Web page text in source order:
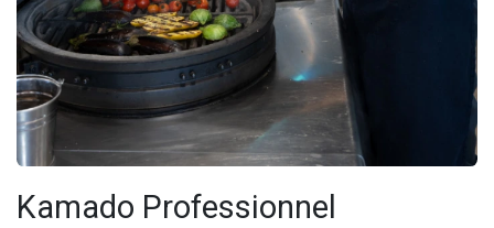
Kamado Professionnel